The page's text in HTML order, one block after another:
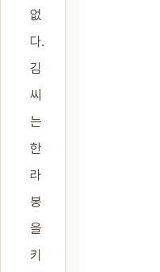
없
다.
김
씨
는
한
라
봉
을
키